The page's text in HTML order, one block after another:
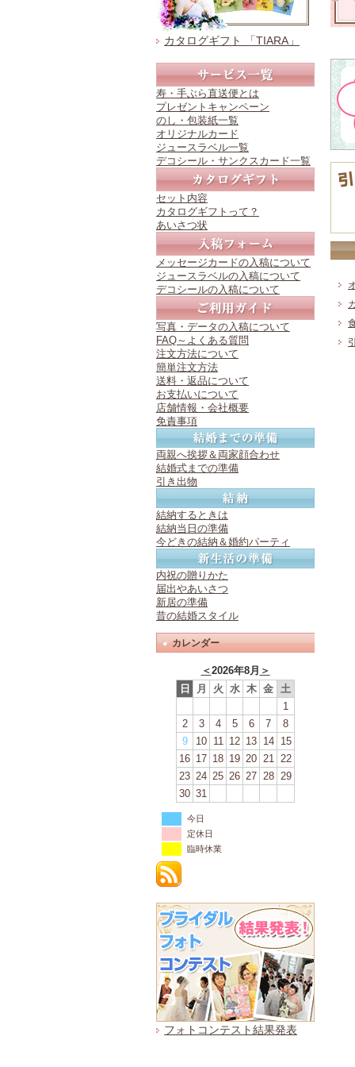
カタログギフト 「TIARA」
寿・手ぶら直送便とは
プレゼントキャンペーン
のし・包装紙一覧
オリジナルカード
ジュースラベル一覧
デコシール・サンクスカード一覧
セット内容
カタログギフトって？
あいさつ状
メッセージカードの入稿について
ジュースラベルの入稿について
デコシールの入稿について
写真・データの入稿について
FAQ～よくある質問
注文方法について
簡単注文方法
送料・返品について
お支払いについて
店舗情報・会社概要
免責事項
両親へ挨拶＆両家顔合わせ
結婚式までの準備
引き出物
結納するときは
結納当日の準備
今どきの結納＆婚約パーティ
内祝の贈りかた
届出やあいさつ
新居の準備
昔の結婚スタイル
カレンダー
＜2026年8月 ＞
日
月 火 水 木 金 土
1
2
3 4 5 6 7
8
9
10 11 12 13 14
15
16 17 18 19 20 21 22
23 24 25 26 27 28 29
30 31
今日
定休日
臨時休業
フォトコンテスト結果発表